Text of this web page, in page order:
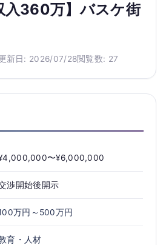
入360万】バスケ街
新日: 2026/07/28閲覧数: 27
〜¥6,000,000
渉開始後開示
万円～500万円
育・人材